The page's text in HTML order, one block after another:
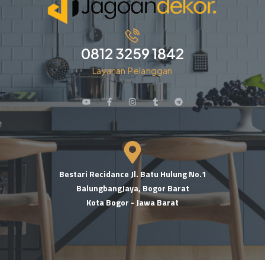
0812 3259 1842
Layanan Pelanggan
Bestari Recidance Jl. Batu Hulung No.1
BalungbangJaya, Bogor Barat
Kota Bogor - Jawa Barat